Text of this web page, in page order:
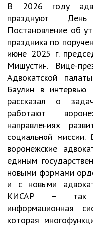
В 2026 году
празднуют День
Постановление об
праздника по
июне 2025 г.
Мишустин. Вице-
Адвокатской
Баулин в интервью
рассказал о
работают
направлениях
социальной
воронежские
единым
новыми формами
и с новыми
КИСАР – так
информационная
которая